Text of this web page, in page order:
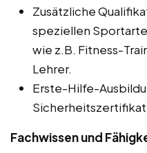
Zusätzliche
speziellen
wie z.B. Fitness-
Lehrer.
Erste-Hilfe-
Fachwissen und